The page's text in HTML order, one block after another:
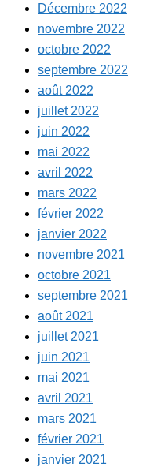
Décembre 2022
novembre 2022
octobre 2022
septembre 2022
août 2022
juillet 2022
juin 2022
mai 2022
avril 2022
mars 2022
février 2022
janvier 2022
novembre 2021
octobre 2021
septembre 2021
août 2021
juillet 2021
juin 2021
mai 2021
avril 2021
mars 2021
février 2021
janvier 2021